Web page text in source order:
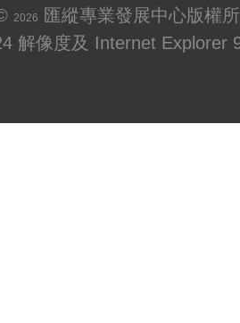
2026
匯縱專業發展中心版權
解像度及 Internet Explorer